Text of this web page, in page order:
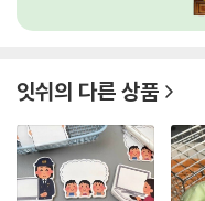
잇쉬의 다른 상품